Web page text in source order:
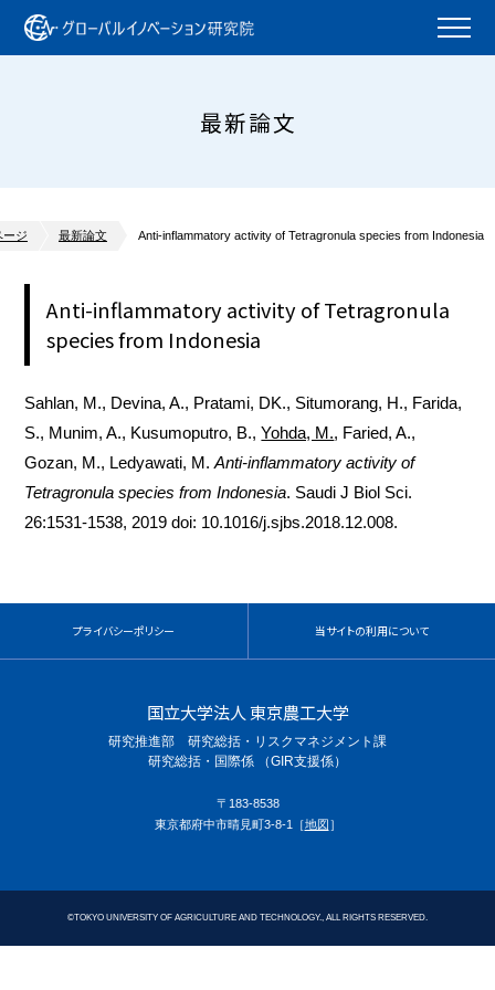
最新論文
ージ 最新論文 Anti-inflammatory activity of Tetragronula species from Indonesia
Anti-inflammatory activity of Tetragronula
species from Indonesia
Sahlan, M., Devina, A., Pratami, DK., Situmorang, H., Farida,
S., Munim, A., Kusumoputro, B.,Yohda, M., Faried, A.,
Gozan, M., Ledyawati, M.Anti-inflammatory activity of
Tetragronula species from Indonesia. Saudi J Biol Sci.
26:1531-1538, 2019 doi: 10.1016/j.sjbs.2018.12.008.
プライバシーポリシー 当サイトの利用について
国立大学法人 東京農工大学
研究推進部 研究総括・リスクマネジメント課
研究総括・国際係 （GIR支援係）
〒183-8538
東京都府中市晴見町3-8-1［地図］
©TOKYO UNIVERSITY OF AGRICULTURE AND TECHNOLOGY., ALL RIGHTS RESERVED.